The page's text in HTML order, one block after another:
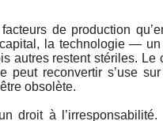
de production
la technologie — un
autres restent stériles. Le
peut reconvertir s’use
obsolète.
droit à l’irresponsabilité.